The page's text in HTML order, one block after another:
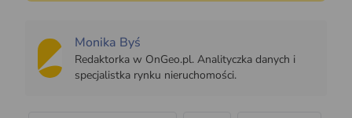
Monika Byś
Redaktorka w OnGeo.pl. Analityczka danych i
specjalistka rynku nieruchomości.